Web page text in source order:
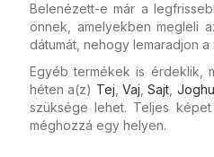
Belenézett-e már a
önnek, amelyekben megleli
dátumát, nehogy lemaradjon a
Egyéb termékek is érdeklik,
héten a(z) Tej Vaj ,Sajt
szüksége lehet. Teljes
méghozzá egy helyen.